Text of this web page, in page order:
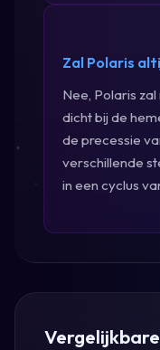
Zal Polaris
Nee, Polaris
dicht bij de
de precessie
verschillende
in een cyclus